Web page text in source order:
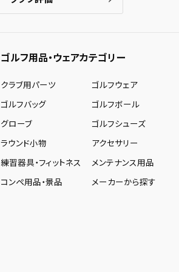
ゴルフ用品・ウェアカテゴリー
クラブ用パーツ
ゴルフウェア
ゴルフバッグ
ゴルフボール
グローブ
ゴルフシューズ
ラウンド小物
アクセサリー
練習器具・フィットネス
メンテナンス用品
コンペ用品・景品
メーカーから探す